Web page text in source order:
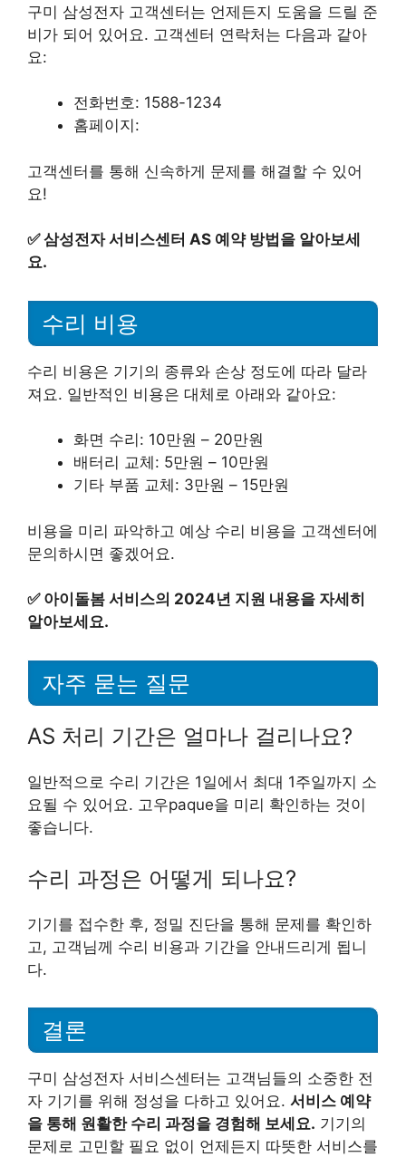
구미 삼성전자 고객센터는 언제든지 도움을 드릴 준
비가 되어 있어요. 고객센터 연락처는 다음과 같아
요:
전화번호: 1588-1234
홈페이지:
고객센터를 통해 신속하게 문제를 해결할 수 있어
요!
✅삼성전자 서비스센터 AS 예약 방법을 알아보세
요.
수리 비용
수리 비용은 기기의 종류와 손상 정도에 따라 달라
져요. 일반적인 비용은 대체로 아래와 같아요:
화면 수리: 10만원 – 20만원
배터리 교체: 5만원 – 10만원
기타 부품 교체: 3만원 – 15만원
비용을 미리 파악하고 예상 수리 비용을 고객센터에
문의하시면 좋겠어요.
✅ 아이돌봄 서비스의 2024년 지원 내용을 자세히
알아보세요.
자주 묻는 질문
AS 처리 기간은 얼마나 걸리나요?
일반적으로 수리 기간은 1일에서 최대 1주일까지 소
요될 수 있어요. 고우paque을 미리 확인하는 것이
좋습니다.
수리 과정은 어떻게 되나요?
기기를 접수한 후, 정밀 진단을 통해 문제를 확인하
고, 고객님께 수리 비용과 기간을 안내드리게 됩니
다.
결론
구미 삼성전자 서비스센터는 고객님들의 소중한 전
자 기기를 위해 정성을 다하고 있어요. 서비스 예약
을 통해 원활한 수리 과정을 경험해 보세요. 기기의
문제로 고민할 필요 없이 언제든지 따뜻한 서비스를